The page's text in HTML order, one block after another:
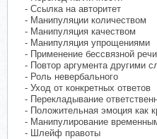
- Ссылка на авторитет
- Манипуляции количеством
- Манипуляция качеством
- Манипуляция упрощениями
- Применение бессвязной речи
- Повтор аргумента другими
- Роль невербального
- Уход от конкретных ответов
- Перекладывание
- Положительная эмоция как
- Манипулирование
- Шлейф правоты